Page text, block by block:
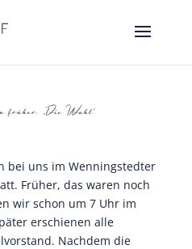
früher: „Die Wahl“
bei uns im Wenningstedter
Früher, das waren noch
wir schon um 7 Uhr im
erschienen alle
Nachdem die